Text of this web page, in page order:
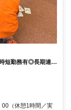
短勤務有◎長期連休
00（休憩1時間／実